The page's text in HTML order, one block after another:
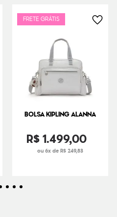
FRETE GRÁTIS
BOLSA KIPLING ALANNA
R$1.499,00
ou 6x de R$ 249,83